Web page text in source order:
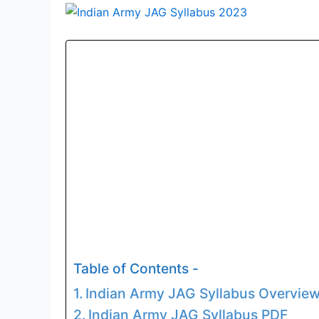
Table of Contents -
Indian Army JAG Syllabus
Indian Army JAG Syllabus PDF